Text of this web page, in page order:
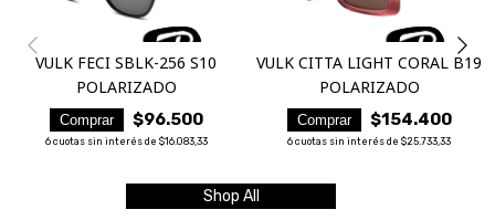
VULK FECI SBLK-256 S10
POLARIZADO
Comprar $96.500
6cuotas sin interés de $16.083,33
VULK CITTA LIGHT CORAL B19
POLARIZADO
Comprar $154.400
6 cuotas sin interés de$25.733,33
Shop All